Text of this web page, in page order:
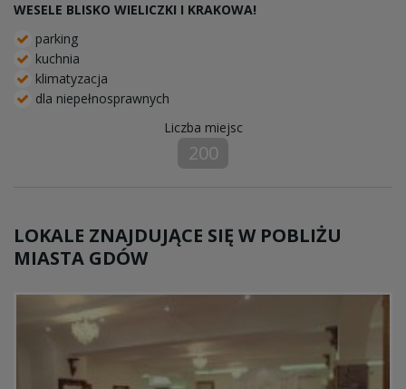
WESELE BLISKO WIELICZKI I KRAKOWA!
parking
kuchnia
klimatyzacja
dla niepełnosprawnych
Liczba miejsc
200
LOKALE ZNAJDUJĄCE SIĘ W POBLIŻU
MIASTA GDÓW